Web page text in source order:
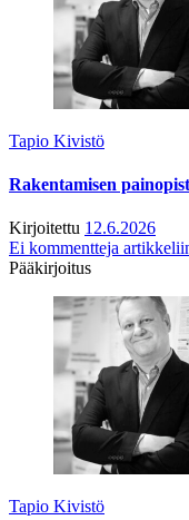
Tapio Kivistö
Rakentamisen
Kirjoitettu 12.6.2026
Ei kommentteja
Pääkirjoitus
Tapio Kivistö